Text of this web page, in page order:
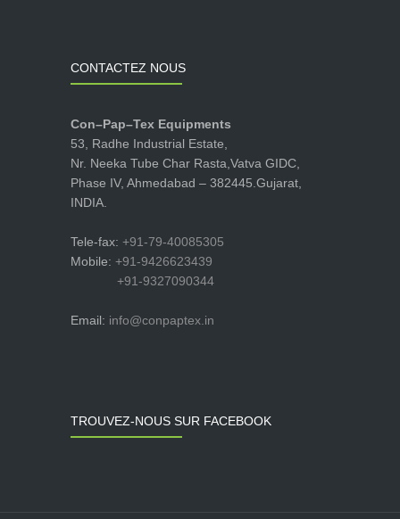
CONTACTEZ NOUS
Con–Pap–Tex Equipments
53, Radhe Industrial Estate,
Nr. Neeka Tube Char Rasta,Vatva GIDC,
Phase IV, Ahmedabad – 382445.Gujarat,
INDIA.
Tele-fax: +91-79-40085305
Mobile: +91-9426623439
+91-9327090344
Email: info@conpaptex.in
TROUVEZ-NOUS SUR FACEBOOK